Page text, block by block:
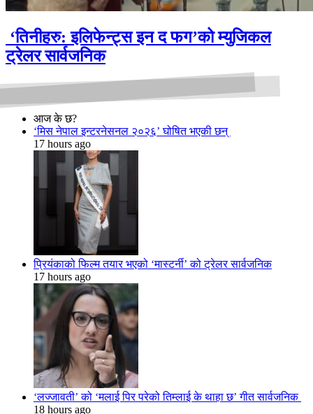
‘तिनीहरु: इलिफेन्ट्स इन द फग’को म्युजिकल
ट्रेलर सार्वजनिक
आज के छ?
‘मिस नेपाल इन्टरनेसनल २०२६’ घोषित भएकी छन्
17 hours ago
प्रियंकाको फिल्म तयार भएको ‘मास्टर्नी’ को ट्रेलर सार्वजनिक
17 hours ago
‘लज्जावती’ को ‘मलाई पिर परेको तिम्लाई के थाहा छ’ गीत सार्वजनिक
18 hours ago